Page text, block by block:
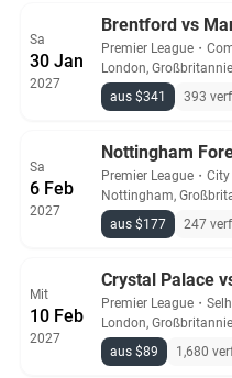
Sa
30 Jan
2027
Brentford vs
Premier League ・
London,
aus $341
393
Sa
6 Feb
2027
Nottingham
Premier League ・ City
Nottingham,
aus $177
247
Mit
10 Feb
2027
Crystal Palace
Premier League ・
London,
aus $89
1,680